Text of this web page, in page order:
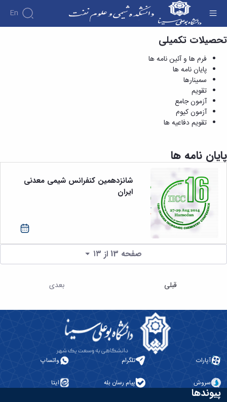
En
پایان نامه ها - دانشکده شیمی و علوم نفت
تحصیلات تکمیلی
فرم ها و آئین نامه ها
پایان نامه ها
سمینارها
تقویم
آزمون جامع
آزمون کیوم
تقویم دفاعیه ها
پایان نامه ها
شانزدهمین کنفرانس شیمی معدنی
ایران
صفحه 13 از ۱۳
قبلی بعدی
آپارات تلگرام واتساپ
سروش پیام رسان بله ایتا
پیوندها